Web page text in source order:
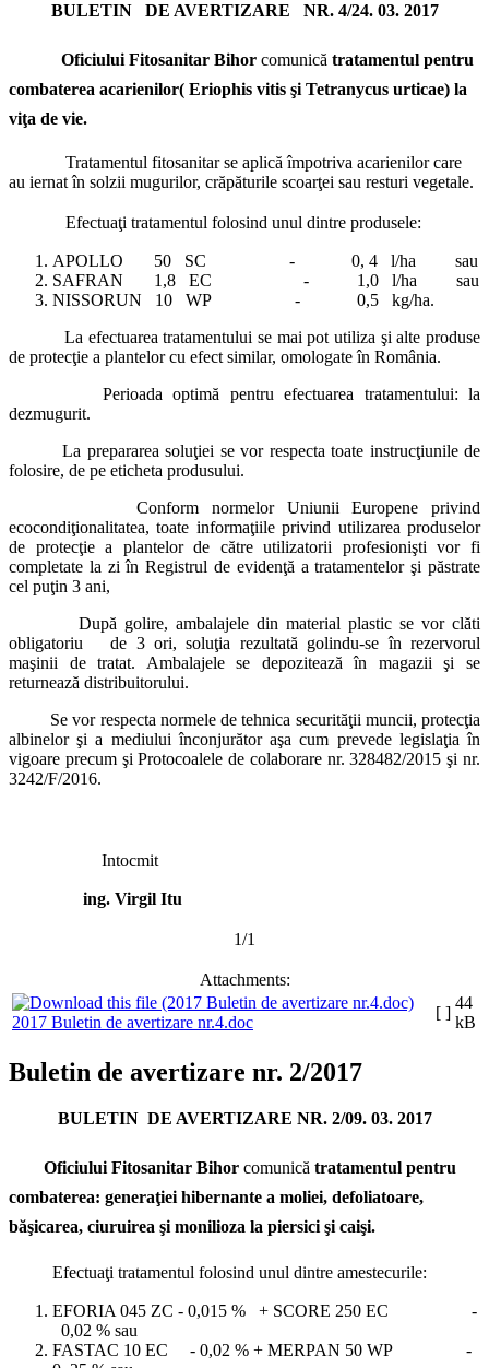
BULETIN DE AVERTIZARE NR. 4/24. 03. 2017
Oficiului Fitosanitar Bihor comunică tratamentul pentru
combaterea acarienilor( Eriophis vitis şi Tetranycus urticae) la
viţa de vie.
Tratamentul fitosanitar se aplică împotriva acarienilor care
au iernat în solzii mugurilor, crăpăturile scoarţei sau resturi vegetale.
Efectuaţi tratamentul folosind unul dintre produsele:
APOLLO 50 SC - 0, 4 l/ha sau
SAFRAN 1,8 EC - 1,0 l/ha sau
NISSORUN 10 WP - 0,5 kg/ha.
La efectuarea tratamentului se mai pot utiliza şi alte produse
de protecţie a plantelor cu efect similar, omologate în România.
Perioada optimă pentru efectuarea tratamentului: la
dezmugurit.
La prepararea soluţiei se vor respecta toate instrucţiunile de
folosire, de pe eticheta produsului.
Conform normelor Uniunii Europene privind
ecocondiţionalitatea, toate informaţiile privind utilizarea produselor
de protecţie a plantelor de către utilizatorii profesionişti vor fi
completate la zi în Registrul de evidenţă a tratamentelor şi păstrate
cel puţin 3 ani,
După golire, ambalajele din material plastic se vor clăti
obligatoriu de 3 ori, soluţia rezultată golindu-se în rezervorul
maşinii de tratat. Ambalajele se depozitează în magazii şi se
returnează distribuitorului.
Se vor respecta normele de tehnica securităţii muncii, protecţia
albinelor şi a mediului înconjurător aşa cum prevede legislaţia în
vigoare precum şi Protocoalele de colaborare nr. 328482/2015 şi nr.
3242/F/2016.
Intocmit
ing. Virgil Itu
1/1
Attachments:
2017 Buletin de avertizare nr.4.doc
[ ]
44
kB
Buletin de avertizare nr. 2/2017
BULETIN DE AVERTIZARE NR. 2/09. 03. 2017
Oficiului Fitosanitar Bihor comunică tratamentul pentru
combaterea: generaţiei hibernante a moliei, defoliatoare,
băşicarea, ciuruirea şi monilioza la piersici şi caişi.
Efectuaţi tratamentul folosind unul dintre amestecurile:
EFORIA 045 ZC - 0,015 % + SCORE 250 EC -
0,02 % sau
FASTAC 10 EC - 0,02 % + MERPAN 50 WP -